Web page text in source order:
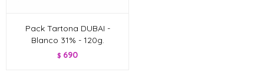
Pack Tartona DUBAI -
Blanco 31% - 120g.
$ 690